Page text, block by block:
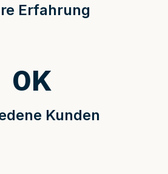
Erfahrung
Kunden
0K